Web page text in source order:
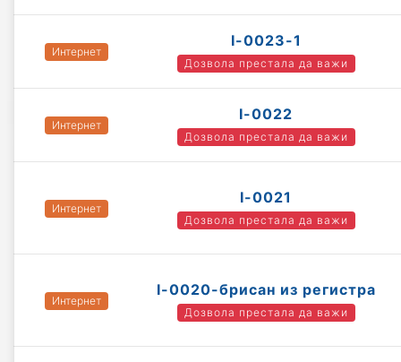
Интернет
I-0023-1
Дозвола престала да важи
Интернет
I-0022
Дозвола престала да важи
Интернет
I-0021
Дозвола престала да важи
Интернет
I-0020-брисан из регистра
Дозвола престала да важи